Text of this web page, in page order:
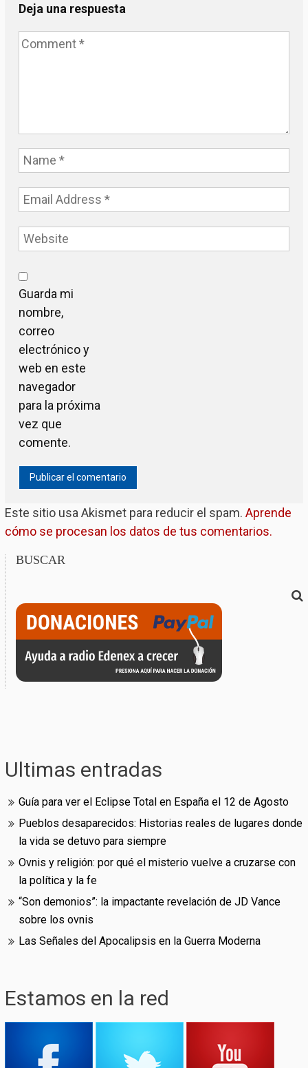
Deja una respuesta
Guarda mi
nombre,
correo
electrónico y
web en este
navegador
para la próxima
vez que
comente.
Este sitio usa Akismet para reducir el spam. Aprende
cómo se procesan los datos de tus comentarios.
BUSCAR
Ultimas entradas
Guía para ver el Eclipse Total en España el 12 de Agosto
Pueblos desaparecidos: Historias reales de lugares donde
la vida se detuvo para siempre
Ovnis y religión: por qué el misterio vuelve a cruzarse con
la política y la fe
“Son demonios”: la impactante revelación de JD Vance
sobre los ovnis
Las Señales del Apocalipsis en la Guerra Moderna
Estamos en la red